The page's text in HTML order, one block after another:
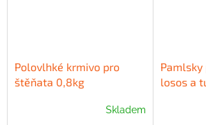
Polovlhké krmivo pro
štěňata 0,8kg
Skladem
Pamlsky
losos a